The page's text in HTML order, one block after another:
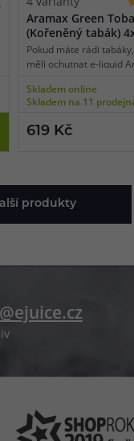
Aramax Green
(Kořeněný tabák)
Pokud máte rádi
měli ochutnat e-liquid
tabákovou chuť s
nádechem.
Skladem online
Skladem na 11
619 Kč
produkty